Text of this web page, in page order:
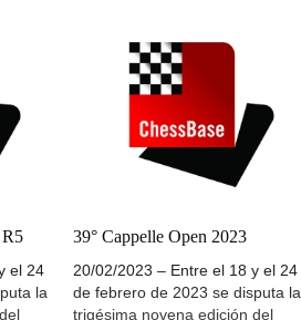
el 24
la
39° Cappelle Open 2023
20/02/2023 – Entre el 18 y el 24
de febrero de 2023 se disputa la
trigésima novena edición del